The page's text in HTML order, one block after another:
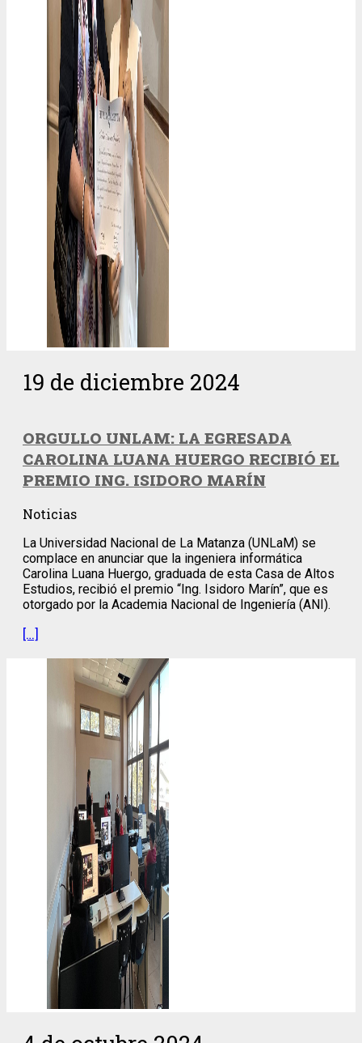
19 de diciembre 2024
ORGULLO UNLAM: LA EGRESADA
CAROLINA LUANA HUERGO RECIBIÓ EL
PREMIO ING. ISIDORO MARÍN
Noticias
La Universidad Nacional de La Matanza (UNLaM) se
complace en anunciar que la ingeniera informática
Carolina Luana Huergo, graduada de esta Casa de Altos
Estudios, recibió el premio “Ing. Isidoro Marín”, que es
otorgado por la Academia Nacional de Ingeniería (ANI).
[…]